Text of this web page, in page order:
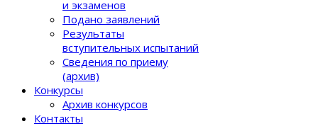
и экзаменов
Подано заявлений
Результаты
вступительных испытаний
Сведения по приему
(архив)
Конкурсы
Архив конкурсов
Контакты